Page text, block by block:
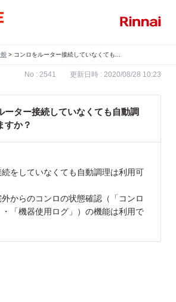
> コンロをルーター接続していなくても...
No : 2541 更新日時 : 2020/08/28 10:23
ーター接続していなくても自動調
すか？
続をしていなくても自動調理は利用可
からのコンロの状態確認（「コンロ
「機器使用ログ」）の機能は利用で